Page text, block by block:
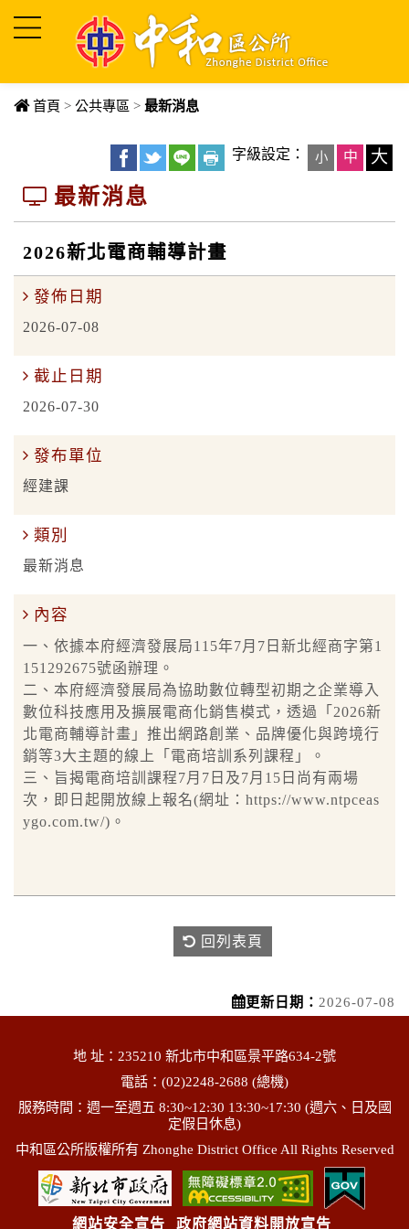
首頁 > 公共專區 > 最新消息
字級設定： 小 中 大
最新消息
2026新北電商輔導計畫
發佈日期
2026-07-08
截止日期
2026-07-30
發布單位
經建課
類別
最新消息
內容
一、依據本府經濟發展局115年7月7日新北經商字第1
151292675號函辦理。
二、本府經濟發展局為協助數位轉型初期之企業導入
數位科技應用及擴展電商化銷售模式，透過「2026新
北電商輔導計畫」推出網路創業、品牌優化與跨境行
銷等3大主題的線上「電商培訓系列課程」。
三、旨揭電商培訓課程7月7日及7月15日尚有兩場
次，即日起開放線上報名(網址：https://www.ntpceas
ygo.com.tw/)。
回列表頁
更新日期： 2026-07-08
地 址：235210 新北市中和區景平路634-2號
電話：(02)2248-2688 (總機)
服務時間：週一至週五 8:30~12:30 13:30~17:30 (週六、日及國
定假日休息)
中和區公所版權所有 Zhonghe District Office All Rights Reserved
網站安全宣告 政府網站資料開放宣告